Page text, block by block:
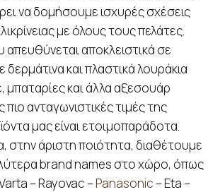
να δομήσουμε ισχυρές σχέσεις
με όλους τους πελάτες.
αποκλειστικά σε
και πλαστικά λουράκια
μπαταρίες και άλλα αξεσουάρ
ανταγωνιστικές τιμές της
μας είναι ετοιμοπαράδοτα.
στην άριστη ποιότητα, διαθέτουμε
brand names στο χώρο, όπως
– Rayovac –Panasonic – Eta –